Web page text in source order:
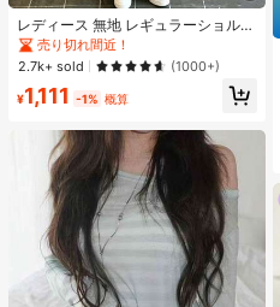
レディース 無地 レギュラーショルダ
ー 半袖Tシャツ ラウンドネック スリ
ムフィット 美シルエット 伸縮性 軽
量 通気性 快適 夏用 万能 オールマッ
チ トップス
売り切れ間近！
2.7k+ sold
(1000+)
¥1,111 -1% 概算